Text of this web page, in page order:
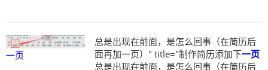
一页
总是出现在前面，是怎么回事（在简历后
面再加一页）" title="制作简历添加下一页
总是出现在前面，是怎么回事（在简历后